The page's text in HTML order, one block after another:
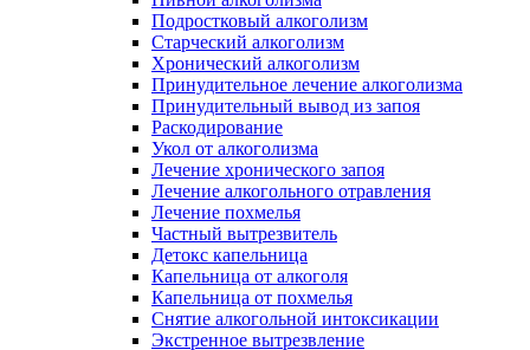
Подростковый алкоголизм
Старческий алкоголизм
Хронический алкоголизм
Принудительное лечение алкоголизма
Принудительный вывод из запоя
Раскодирование
Укол от алкоголизма
Лечение хронического запоя
Лечение алкогольного отравления
Лечение похмелья
Частный вытрезвитель
Детокс капельница
Капельница от алкоголя
Капельница от похмелья
Снятие алкогольной интоксикации
Экстренное вытрезвление